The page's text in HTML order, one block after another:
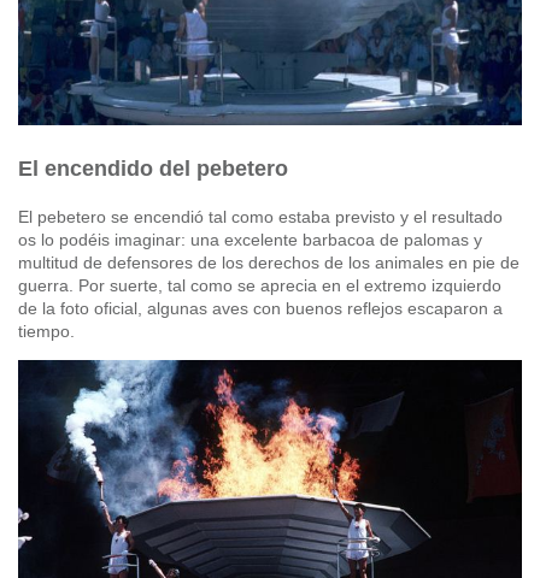
El encendido del pebetero
El pebetero se encendió tal como estaba previsto y el resultado
os lo podéis imaginar: una excelente barbacoa de palomas y
multitud de defensores de los derechos de los animales en pie de
guerra. Por suerte, tal como se aprecia en el extremo izquierdo
de la foto oficial, algunas aves con buenos reflejos escaparon a
tiempo.